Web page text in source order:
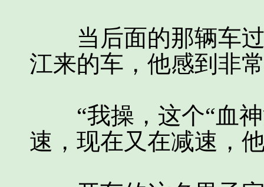
当后面的那辆车过
江来的车，他感到非
“我操，这个“血神
速，现在又在减速，